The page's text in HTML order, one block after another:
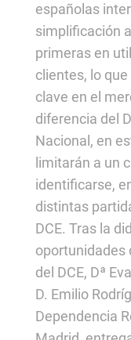
españolas
simplificación
primeras en
clientes, lo
clave en el
diferencia del
Nacional, en
limitarán a un
identificarse,
distintas
DCE. Tras la
oportunidades
del DCE, Dª
D. Emilio
Dependencia